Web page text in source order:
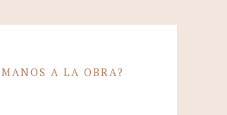
A LA OBRA?